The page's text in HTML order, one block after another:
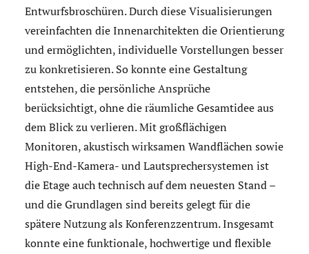
Entwurfsbroschüren. Durch diese Visualisierungen
vereinfachten die Innenarchitekten die Orientierung
und ermöglichten, individuelle Vorstellungen besser
zu konkretisieren. So konnte eine Gestaltung
entstehen, die persönliche Ansprüche
berücksichtigt, ohne die räumliche Gesamtidee aus
dem Blick zu verlieren. Mit großflächigen
Monitoren, akustisch wirksamen Wandflächen sowie
High-End-Kamera- und Lautsprechersystemen ist
die Etage auch technisch auf dem neuesten Stand –
und die Grundlagen sind bereits gelegt für die
spätere Nutzung als Konferenzzentrum. Insgesamt
konnte eine funktionale, hochwertige und flexible